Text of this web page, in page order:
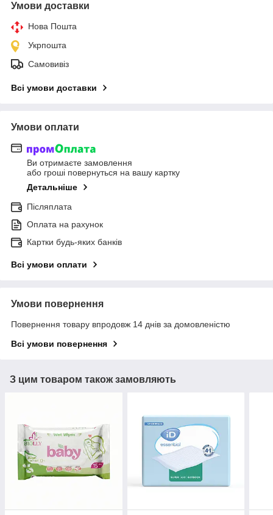
Умови доставки
Нова Пошта
Укрпошта
Самовивіз
Всі умови доставки
Умови оплати
Ви отримаєте замовлення
або гроші повернуться на вашу картку
Детальніше
Післяплата
Оплата на рахунок
Картки будь-яких банків
Всі умови оплати
Умови повернення
Повернення товару впродовж 14 днів за домовленістю
Всі умови повернення
З цим товаром також замовляють